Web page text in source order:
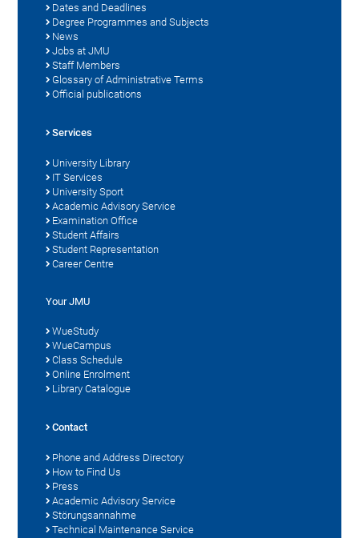
Dates and Deadlines
Degree Programmes and Subjects
News
Jobs at JMU
Staff Members
Glossary of Administrative Terms
Official publications
Services
University Library
IT Services
University Sport
Academic Advisory Service
Examination Office
Student Affairs
Student Representation
Career Centre
Your JMU
WueStudy
WueCampus
Class Schedule
Online Enrolment
Library Catalogue
Contact
Phone and Address Directory
How to Find Us
Press
Academic Advisory Service
Störungsannahme
Technical Maintenance Service